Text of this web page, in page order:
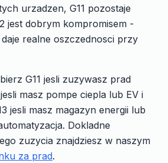
urzadzen, G11 pozostaje
jest dobrym kompromisem -
realne oszczednosci przy
G11 jesli zuzywasz prad
masz pompe ciepla lub EV i
jesli masz magazyn energii lub
Dokladne
zuzycia znajdziesz w naszym
za prad.